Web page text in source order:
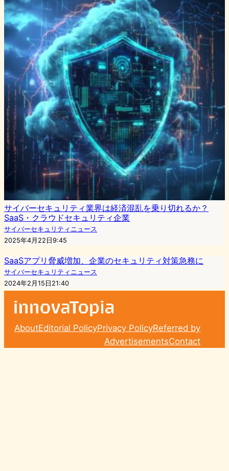
サイバーセキュリティ業界は経済混乱を乗り切れるか？
SaaS・クラウドセキュリティ企業
サイバーセキュリティニュース
2025年4月22日9:45
SaaSアプリ脅威増加、企業のセキュリティ対策急務に
サイバーセキュリティニュース
2024年2月15日21:40
AboutEditorial PolicyPrivacy PolicyReferred by
AdvertisementsContact